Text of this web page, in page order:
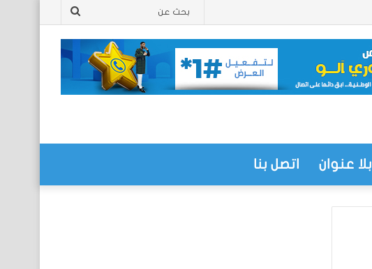
بحث
بلا عنوان اتصل بنا